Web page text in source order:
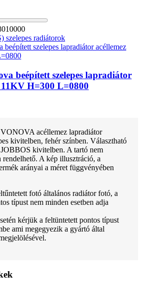
szelepes radiátorok
beépített szelepes lapradiátor
H=300 L=0800
acéllemez lapradiátor
kivitelben, fehér színben. Választható
kivitelben. A tartó nem
A kép illusztráció, a
arányai a méret függvényében
fotó általános radiátor fotó, a
típust nem minden esetben adja
kérjük a feltüntetett pontos típust
ami megegyezik a gyártó által